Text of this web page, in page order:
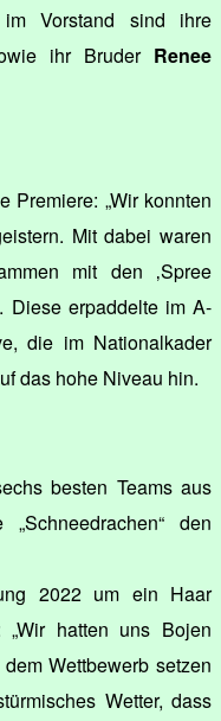
Vorstand sind ihre
ihr Bruder Renee
Premiere: „Wir konnten
Mit dabei waren
mit den ‚Spree
Diese erpaddelte im A-
die im Nationalkader
das hohe Niveau hin.
besten Teams aus
den
2022 um ein Haar
„Wir hatten uns Bojen
Wettbewerb setzen
Wetter, dass